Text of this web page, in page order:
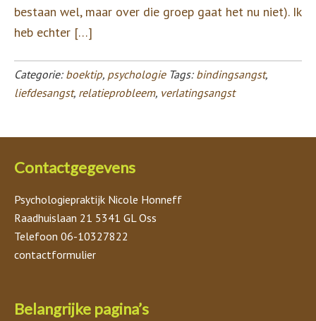
bestaan wel, maar over die groep gaat het nu niet). Ik
heb echter […]
Categorie: boektip, psychologie Tags: bindingsangst,
liefdesangst, relatieprobleem, verlatingsangst
Contactgegevens
Psychologiepraktijk Nicole Honneff
Raadhuislaan 21 5341 GL Oss
Telefoon 06-10327822
contactformulier
Belangrijke pagina’s